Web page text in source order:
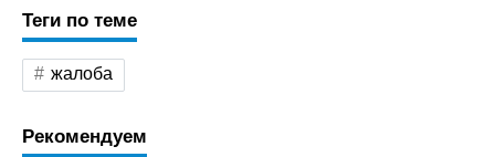
Теги по теме
жалоба
Рекомендуем